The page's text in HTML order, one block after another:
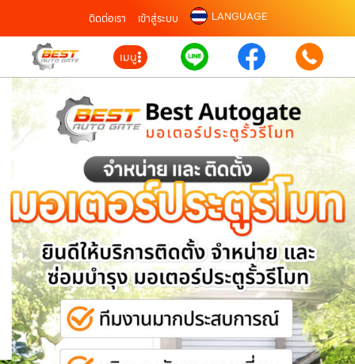
ติดต่อเรา เข้าสู่ระบบ LANGUAGE
เมนู